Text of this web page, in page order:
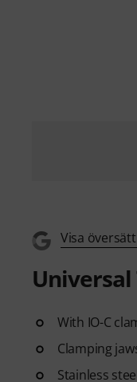
Visa
With IO-C
Clamping
Stainless